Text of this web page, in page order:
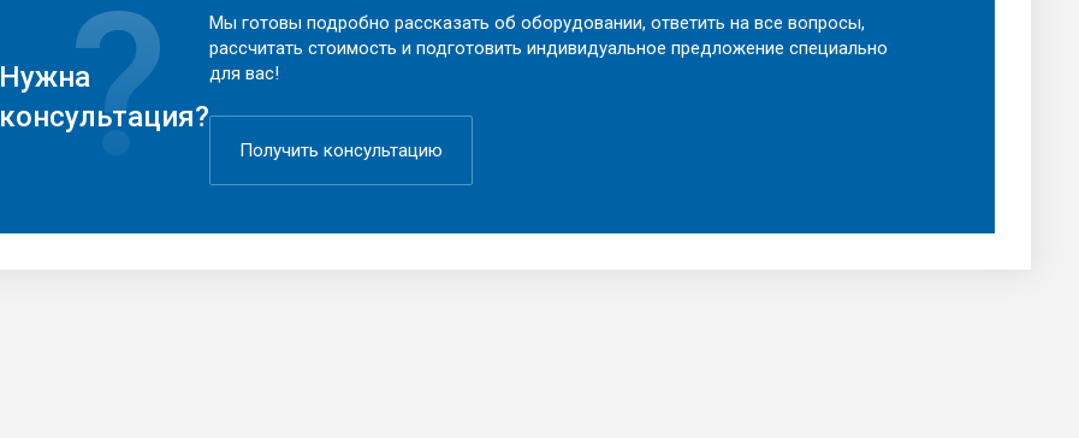
Нужна
консультация?
Мы готовы подробно рассказать об оборудовании, ответить на все вопросы,
рассчитать стоимость и подготовить индивидуальное предложение специально
для вас!
Получить консультацию